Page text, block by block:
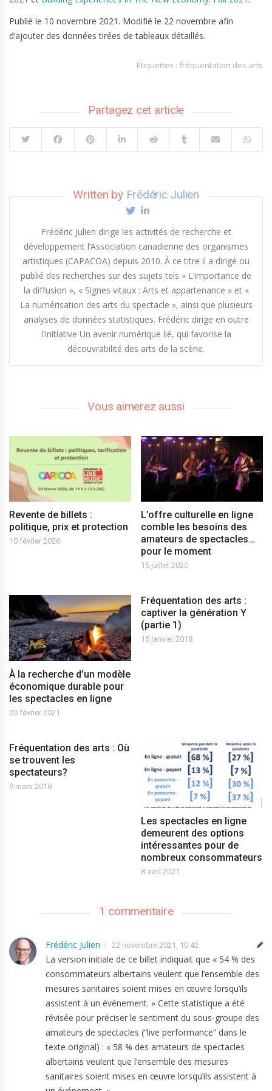
Publié le 10 novembre 2021. Modifié le 22 novembre afin
d’ajouter des données tirées de tableaux détaillés.
Étiquettes : fréquentation des arts
Partagez cet article
Written by Frédéric Julien
Frédéric Julien dirige les activités de recherche et
développement l’Association canadienne des organismes
artistiques (CAPACOA) depuis 2010. À ce titre il a dirigé ou
publié des recherches sur des sujets tels « L’importance de
la diffusion », « Signes vitaux : Arts et appartenance » et «
La numérisation des arts du spectacle », ainsi que plusieurs
analyses de données statistiques. Frédéric dirige en outre
l'initiative Un avenir numérique lié, qui favorise la
découvrabilité des arts de la scène.
Vous aimerez aussi
Revente de billets :
politique, prix et protection
10 février 2026
L’offre culturelle en ligne
comble les besoins des
amateurs de spectacles…
pour le moment
15 juillet 2020
À la recherche d’un modèle
économique durable pour
les spectacles en ligne
20 février 2021
Fréquentation des arts :
captiver la génération Y
(partie 1)
15 janvier 2018
Fréquentation des arts : Où
se trouvent les
spectateurs?
9 mars 2018
Les spectacles en ligne
demeurent des options
intéressantes pour de
nombreux consommateurs
8 avril 2021
1 commentaire
Frédéric Julien 22 novembre 2021, 10:42
La version initiale de ce billet indiquait que « 54 % des
consommateurs albertains veulent que l’ensemble des
mesures sanitaires soient mises en œuvre lorsqu’ils
assistent à un événement. » Cette statistique a été
révisée pour préciser le sentiment du sous-groupe des
amateurs de spectacles (“live performance” dans le
texte original) : « 58 % des amateurs de spectacles
albertains veulent que l’ensemble des mesures
sanitaires soient mises en œuvre lorsqu’ils assistent à